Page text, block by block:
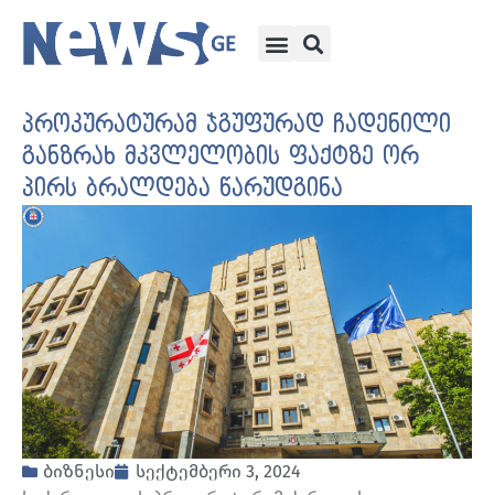
პროკურატურამ ჯგუფურად ჩადენილი
განზრახ მკვლელობის ფაქტზე ორ
პირს ბრალდება წარუდგინა
ბიზნესი
სექტემბერი 3, 2024